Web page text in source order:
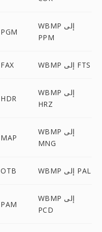
WBMP إلى PGM
WBMP إلى
PPM
WBMP إلى FAX WBMP إلى FTS
WBMP إلى HDR
WBMP إلى
HRZ
WBMP إلى MAP
WBMP إلى
MNG
WBMP إلى OTB WBMP إلى PAL
WBMP إلى PAM
WBMP إلى
PCD